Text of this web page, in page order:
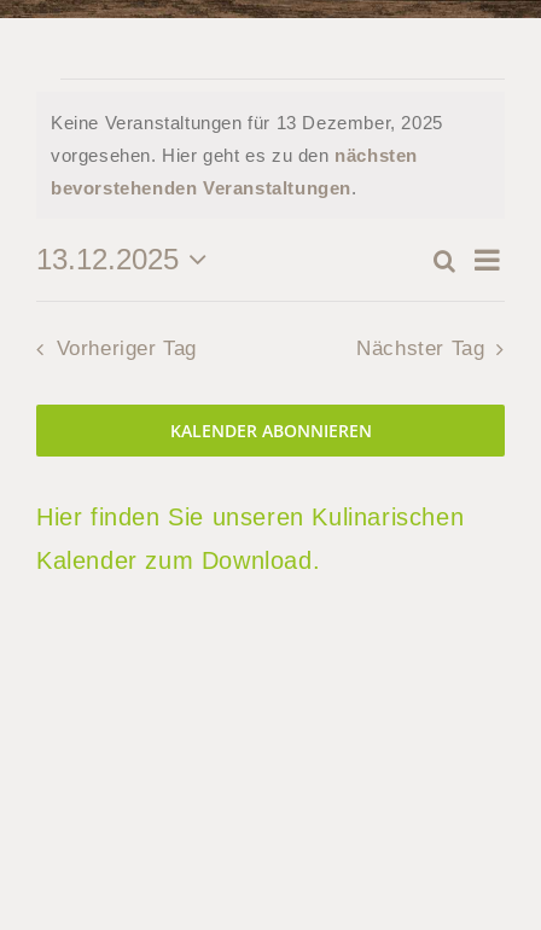
Veranstaltungen
für
13
Dezember,
Hinweis
Keine Veranstaltungen für 13 Dezember, 2025
vorgesehen. Hier geht es zu den nächsten
bevorstehenden Veranstaltungen.
und
Suche
Tag
13.12.2025
Vorheriger Tag Nächster Tag
KALENDER ABONNIEREN
Hier finden Sie unseren Kulinarischen
Kalender zum Download.